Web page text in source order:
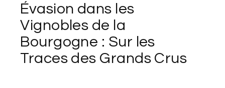
Évasion dans les
Vignobles de la
Bourgogne : Sur les
Traces des Grands Crus